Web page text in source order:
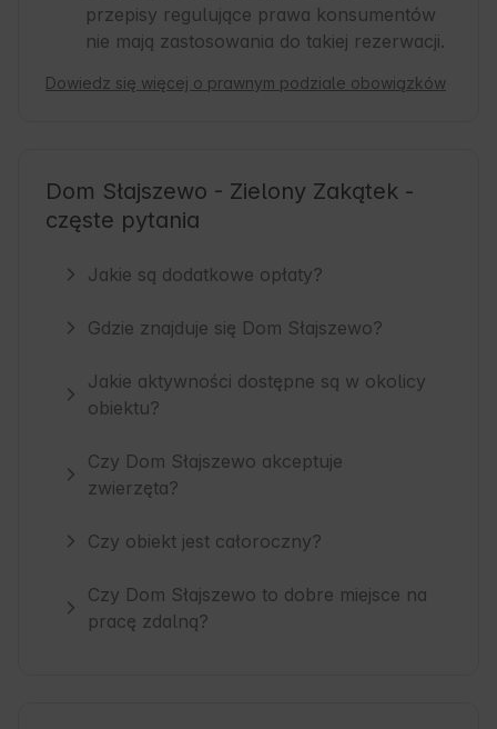
przepisy regulujące prawa konsumentów
nie mają zastosowania do takiej rezerwacji.
Dowiedz się więcej o prawnym podziale obowiązków
Dom Słajszewo - Zielony Zakątek -
częste pytania
Jakie są dodatkowe opłaty?
Gdzie znajduje się Dom Słajszewo?
Jakie aktywności dostępne są w okolicy
obiektu?
Czy Dom Słajszewo akceptuje
zwierzęta?
Czy obiekt jest całoroczny?
Czy Dom Słajszewo to dobre miejsce na
pracę zdalną?